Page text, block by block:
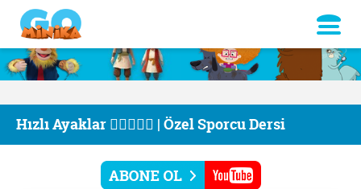
Hızlı Ayaklar 🏃🏻‍♂️🏃‍♀️ | Özel Sporcu Dersi